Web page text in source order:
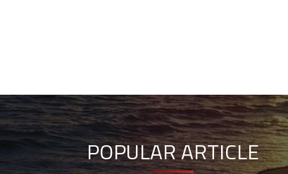
POPULAR ARTICLE